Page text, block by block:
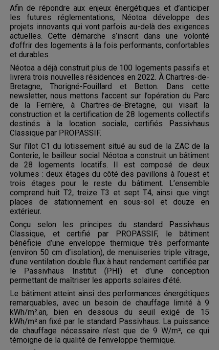
Afin de répondre aux enjeux énergétiques et d’anticiper
les futures réglementations, Néotoa développe des
projets innovants qui vont parfois au-delà des exigences
actuelles. Cette démarche s’inscrit dans une volonté
d’offrir des logements à la fois performants, confortables
et durables.
Néotoa a déjà construit plus de 100 logements passifs et
livrera trois nouvelles résidences en 2022. À Chartres-de-
Bretagne, Thorigné-Fouillard et Betton. Dans cette
newsletter, nous mettons l’accent sur l’opération du Parc
de la Ferrière, à Chartres-de-Bretagne, qui visait la
construction et la certification de 28 logements collectifs
destinés à la location sociale, certifiés Passivhaus
Classique par PROPASSIF.
Sur l’îlot C1 du lotissement situé au sud de la ZAC de la
Conterie, le bailleur social Néotoa a construit un bâtiment
de 28 logements locatifs. Il est composé de deux
volumes : deux étages du côté des pavillons à l’ouest et
trois étages pour le reste du bâtiment. L’ensemble
comprend huit T2, treize T3 et sept T4, ainsi que vingt
places de stationnement en sous-sol et douze en
extérieur.
Conçu selon les principes du standard Passivhaus
Classique, et certifié par PROPASSIF, le bâtiment
bénéficie d’une enveloppe thermique très performante
(environ 50 cm d’isolation), de menuiseries triple vitrage,
d’une ventilation double flux à haut rendement certifiée par
le Passivhaus Institut (PHI) et d’une conception
permettant de maîtriser les apports solaires d’été.
Le bâtiment atteint ainsi des performances énergétiques
remarquables, avec un besoin de chauffage limité à 9
kWh/m².an, bien en dessous du seuil exigé de 15
kWh/m².an fixé par le standard Passivhaus. La puissance
de chauffage nécessaire n’est que de 9 W/m², ce qui
témoigne de la qualité de l’enveloppe thermique.